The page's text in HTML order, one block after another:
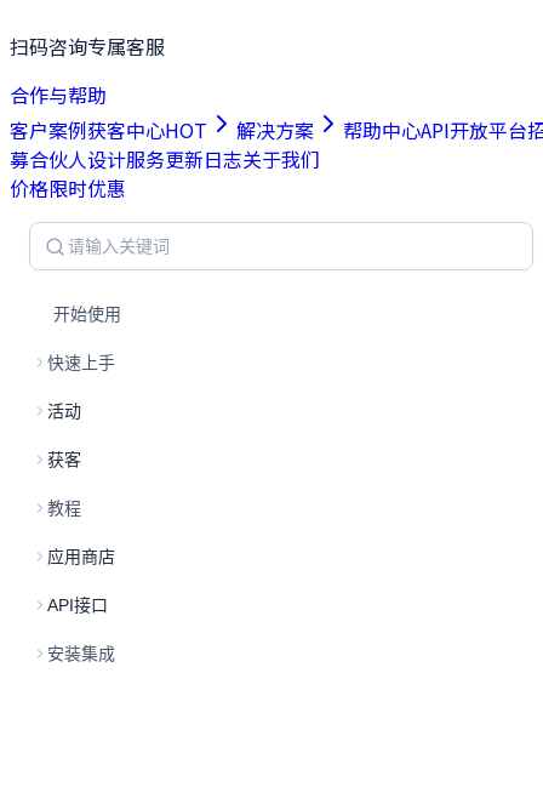
扫码咨询专属客服
合作与帮助
客户案例获客中心HOT 解决方案 帮助中心API开放平台
募合伙人设计服务更新日志关于我们
价格限时优惠
开始使用
快速上手
活动
获客
教程
应用商店
API接口
安装集成